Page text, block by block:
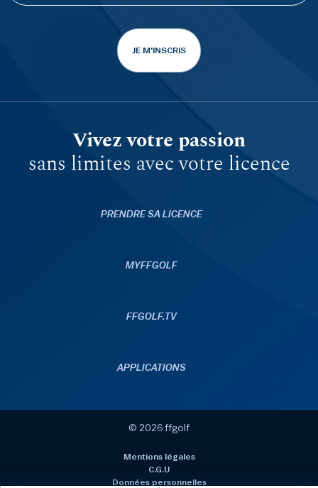
JE M'INSCRIS
Vivez votre passion
sans limites avec votre licence
PRENDRE SA LICENCE
MYFFGOLF
FFGOLF.TV
APPLICATIONS
© 2026 ffgolf
Mentions légales
C.G.U
Données personnelles